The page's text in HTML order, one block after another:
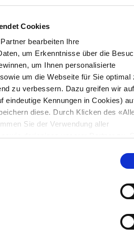
Cookies
bearbeiten Ihre
um Erkenntnisse über die
um Ihnen personalisierte
um die Webseite für Sie optimal
zu verbessern. Dazu greifen wir auf
eindeutige Kennungen in Cookies)
diese. Durch Klicken des
Sie der Verwendung aller
verwalten» am Seitenende klicken.
unseren Partnern gemeldet und haben
Browserdaten. Weitere Informationen